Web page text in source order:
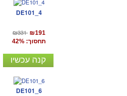
DE101_4
₪331 ₪191
תחסוך: 42%
קנה עכשיו
DE101_6